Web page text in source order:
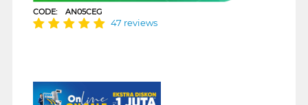
CODE: AN05CEG
47 reviews